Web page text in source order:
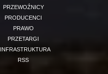
PRZEWOŹNICY
PRODUCENCI
PRAWO
PRZETARGI
INFRASTRUKTURA
RSS